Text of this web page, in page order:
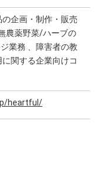
企画・制作・販売
農薬野菜/ハーブの
業務 、障害者の教
関する企業向けコ
heartful/